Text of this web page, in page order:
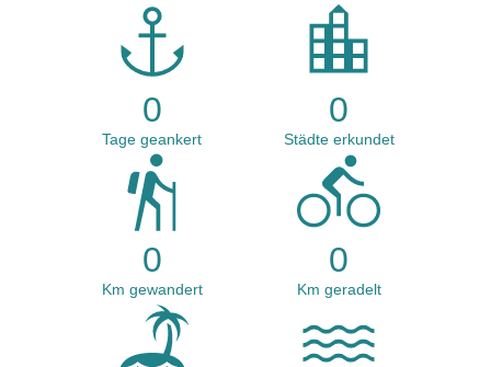
0
Tage geankert
0
Städte erkundet
0
Km gewandert
0
Km geradelt